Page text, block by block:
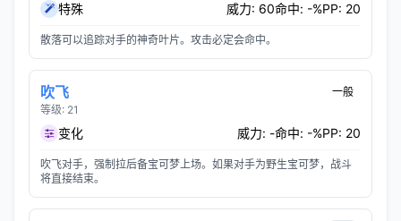
特殊 威力: 60命中: -%PP: 20
散落可以追踪对手的神奇叶片。攻击必定会命中。
吹飞
等级: 21
一般
变化 威力: -命中: -%PP: 20
吹飞对手，强制拉后备宝可梦上场。如果对手为野生宝可梦，战斗
将直接结束。